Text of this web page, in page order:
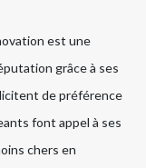
est une
grâce à ses
de préférence
font appel à ses
chers en